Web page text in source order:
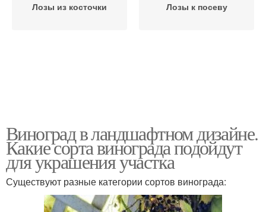
Лозы из косточки Лозы к посеву
Виноград в ландшафтном дизайне.
Какие сорта винограда подойдут
для украшения участка
Существуют разные категории сортов винограда: